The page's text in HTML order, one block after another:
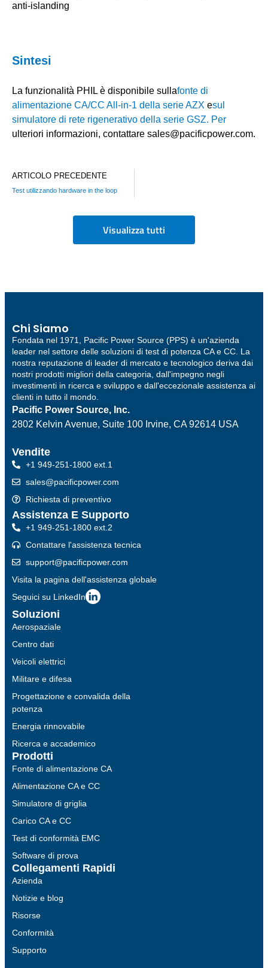
anti-islanding
Sintesi
La funzionalità PHIL è disponibile sullafonte di
alimentazione CA/CC All-in-1 della serie AZX esul
simulatore di rete rigenerativo della serie GSZ. Per
ulteriori informazioni, contattare sales@pacificpower.com.
ARTICOLO PRECEDENTE
Test utilizzando hardware in the loop
Visualizza tutti
Chi Siamo
Fondata nel 1971, Pacific Power Source (PPS) è un'azienda
leader nel settore delle soluzioni di test di potenza CA e CC. La
nostra reputazione di leader di mercato e tecnologico deriva dai
nostri prodotti migliori della categoria, dall'impegno negli
investimenti in ricerca e sviluppo e dall'eccezionale assistenza ai
clienti in tutto il mondo.
Pacific Power Source, Inc.
2802 Kelvin Avenue, Suite 100 Irvine, CA 92614 USA
Soluzioni
Aerospaziale
Centro dati
Veicoli elettrici
Militare e difesa
Progettazione e convalida della
potenza
Energia rinnovabile
Ricerca e accademico
Prodotti
Fonte di alimentazione CA
Alimentazione CA e CC
Simulatore di griglia
Carico CA e CC
Test di conformità EMC
Software di prova
Collegamenti Rapidi
Azienda
Notizie e blog
Risorse
Conformità
Supporto
Vendite
+1 949-251-1800 ext.1
sales@pacificpower.com
Richiesta di preventivo
Assistenza E Supporto
+1 949-251-1800 ext.2
Contattare l'assistenza tecnica
support@pacificpower.com
Visita la pagina dell'assistenza globale
Seguici su LinkedIn